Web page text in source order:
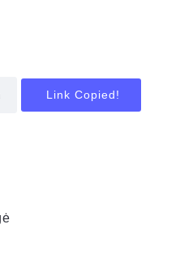
Link Copied!